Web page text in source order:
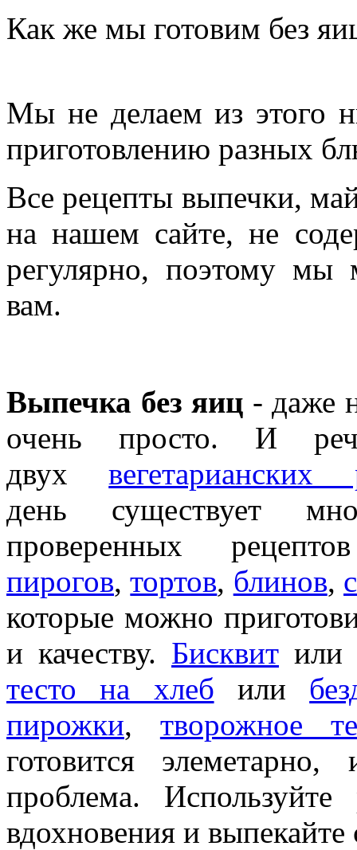
Как же мы готовим без
Мы не делаем из этого
приготовлению разных
Все рецепты выпечки,
на нашем сайте, не
регулярно, поэтому мы
вам.
Выпечка без яиц - даже
очень просто. И
двухвегетарианских
день существует
проверенных
пирогов,тортов, блинов,
которые можно
и качеству. Бисквит или
тесто на хлеб или
пирожки, творожное
готовится
проблема.
вдохновения и выпекайте